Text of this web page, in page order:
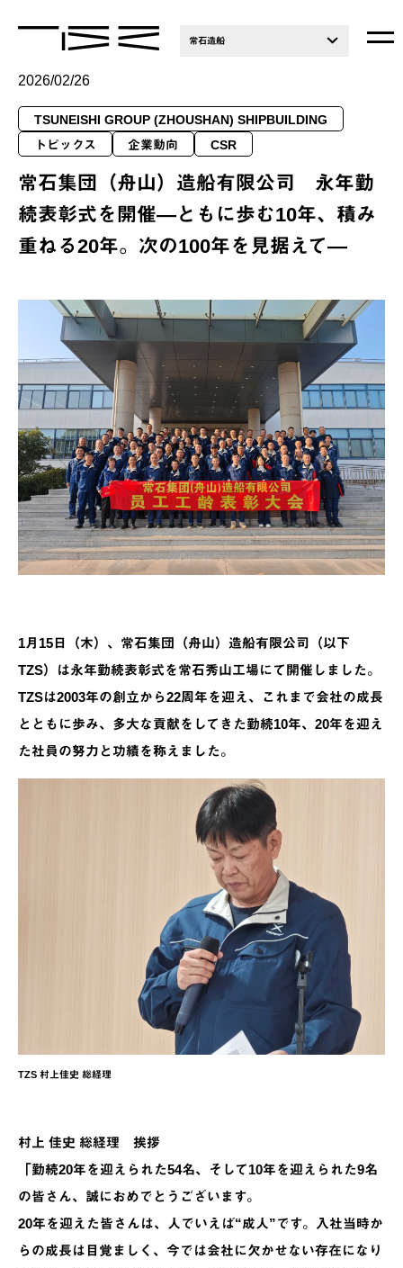
常石造船
2026/02/26
TSUNEISHI GROUP (ZHOUSHAN) SHIPBUILDING
トピックス
企業動向 CSR
常石集団（舟山）造船有限公司 永年勤
続表彰式を開催―ともに歩む10年、積み
重ねる20年。次の100年を見据えて―
1月15日（木）、常石集団（舟山）造船有限公司（以下
TZS）は永年勤続表彰式を常石秀山工場にて開催しました。
TZSは2003年の創立から22周年を迎え、これまで会社の成長
とともに歩み、多大な貢献をしてきた勤続10年、20年を迎え
た社員の努力と功績を称えました。
TZS 村上佳史 総経理
村上 佳史 総経理 挨拶
「勤続20年を迎えられた54名、そして10年を迎えられた9名
の皆さん、誠におめでとうございます。
20年を迎えた皆さんは、人でいえば“成人”です。入社当時か
らの成長は目覚ましく、今では会社に欠かせない存在になり